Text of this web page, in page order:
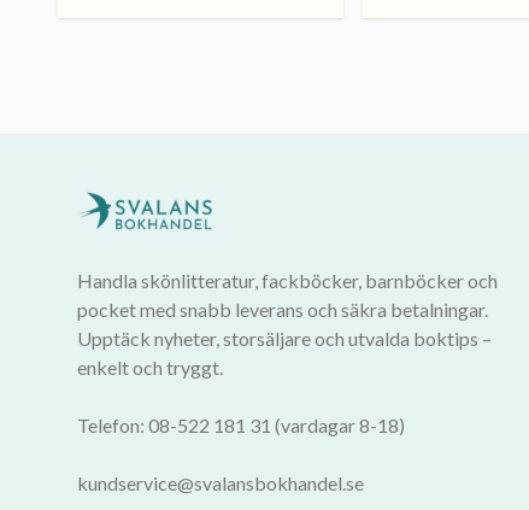
Handla skönlitteratur, fackböcker, barnböcker och
pocket med snabb leverans och säkra betalningar.
Upptäck nyheter, storsäljare och utvalda boktips –
enkelt och tryggt.
Telefon: 08-522 181 31 (vardagar 8-18)
kundservice@svalansbokhandel.se